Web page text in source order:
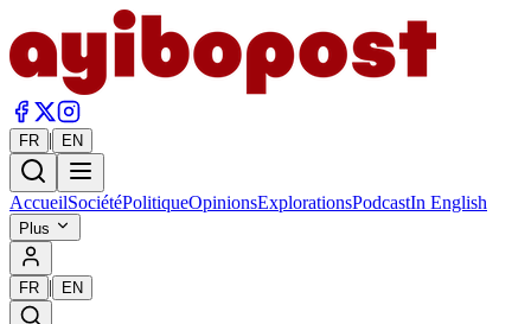
FR | EN
AccueilSociétéPolitiqueOpinionsExplorationsPodcastIn English
Plus
FR | EN